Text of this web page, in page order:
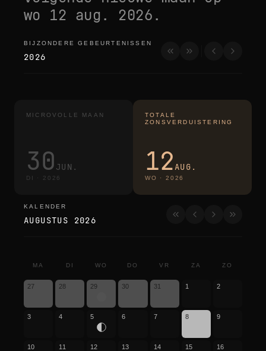
wo 12 aug. 2026.
bijzondere gebeurtenissen
BIJZONDERE GEBEURTENISSEN
2026
MICROVOLLE MAAN
30 JUN.
DI · 2026
TOTALE
ZONSVERDUISTERING
12AUG.
WO · 2026
kalender
KALENDER
AUGUSTUS 2026
MA DI WO DO VR ZA ZO
27 28 29 30 31 1 2
3 4 5 6 7 8 9
10 11 12 13 14 15 16